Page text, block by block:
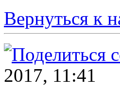
Вернуться к
2017, 11:41